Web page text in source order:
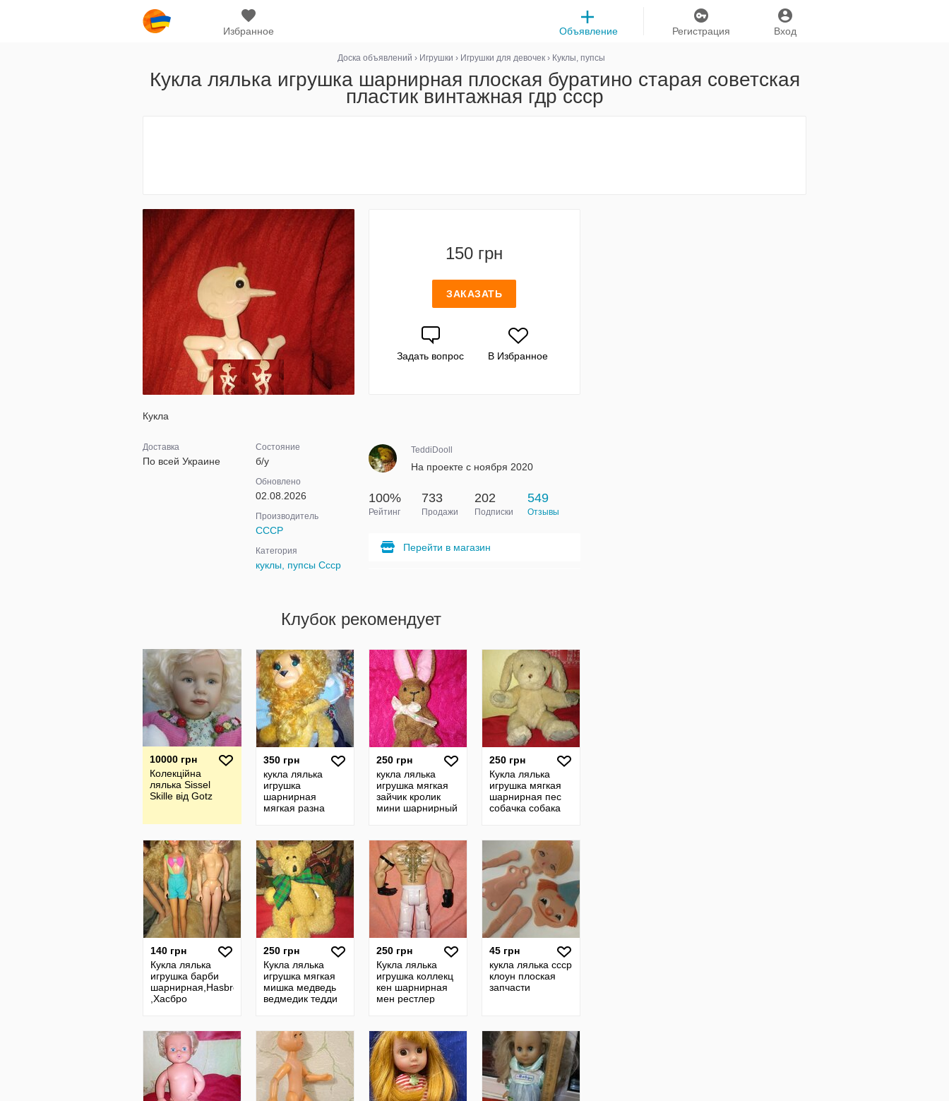
Избранное Вход
Регистрация
Объявление
Доска объявлений › Игрушки › Игрушки для девочек› Куклы, пупсы
Кукла лялька игрушка шарнирная плоская буратино старая советская
пластик винтажная гдр ссср
150 грн
ЗАКАЗАТЬ
Задать вопрос В Избранное
Кукла
Доставка
По всей Украине
Состояние
б/у
Обновлено
02.08.2026
Производитель
СССР
Категория
куклы, пупсы Ссср
TeddiDooll
На проекте с ноября 2020
100%
Рейтинг
733
Продажи
202
Подписки
549
Отзывы
Перейти в магазин
Клубок рекомендует
10000 грн
Колекційна
лялька Sissel
Skille від Gotz
350 грн
кукла лялька
игрушка
шарнирная
мягкая разна
обезьяна мавпа
лев советская
ссср гдр
250 грн
кукла лялька
игрушка мягкая
зайчик кролик
мини шарнирный
250 грн
Кукла лялька
игрушка мягкая
шарнирная пес
собачка собака
англия гдр ссср
140 грн
Кукла лялька
игрушка барби
шарнирная,Hasbro
,Хасбро
250 грн
Кукла лялька
игрушка мягкая
мишка медведь
ведмедик тедди
ссср
250 грн
Кукла лялька
игрушка коллекц
кен шарнирная
мен рестлер
гдр ссср
45 грн
кукла лялька ссср
клоун плоская
запчасти